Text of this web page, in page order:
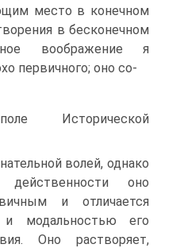
ме­сто в конечном
в бесконечном
воображение я
первичного; оно со-
Исторической
волей, однако
оно
и отличается
мо­дальностью его
Оно растворяет,